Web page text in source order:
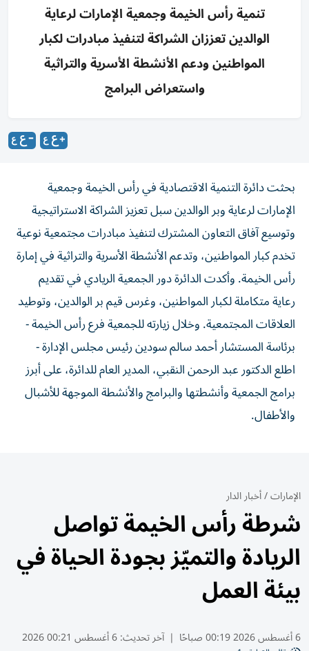
تنمية رأس الخيمة وجمعية الإمارات لرعاية
الوالدين تعززان الشراكة لتنفيذ مبادرات لكبار
المواطنين ودعم الأنشطة الأسرية والتراثية
واستعراض البرامج
بحثت دائرة التنمية الاقتصادية في رأس الخيمة وجمعية
الإمارات لرعاية وبر الوالدين سبل تعزيز الشراكة الاستراتيجية
وتوسيع آفاق التعاون المشترك لتنفيذ مبادرات مجتمعية نوعية
تخدم كبار المواطنين، وتدعم الأنشطة الأسرية والتراثية في إمارة
رأس الخيمة. وأكدت الدائرة دور الجمعية الريادي في تقديم
رعاية متكاملة لكبار المواطنين، وغرس قيم بر الوالدين، وتوطيد
العلاقات المجتمعية.​ وخلال زيارته للجمعية فرع رأس الخيمة -
برئاسة المستشار أحمد سالم سودين رئيس مجلس الإدارة -
اطلع الدكتور عبد الرحمن النقبي، المدير العام للدائرة، على أبرز
برامج الجمعية وأنشطتها والبرامج والأنشطة الموجهة للأشبال
والأطفال.
الإمارات/أخبار الدار
شرطة رأس الخيمة تواصل
الريادة والتميّز بجودة الحياة في
بيئة العمل
6 أغسطس 2026 00:19 صباحًا | آخر تحديث:6 أغسطس 00:21 2026